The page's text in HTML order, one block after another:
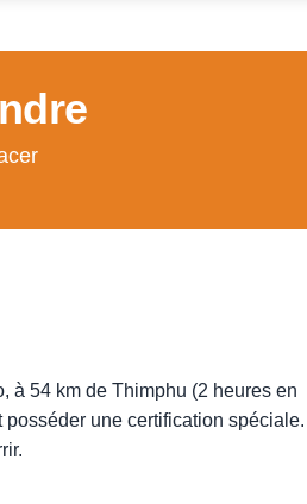
à 54 km de Thimphu (2 heures en
une certification spéciale.